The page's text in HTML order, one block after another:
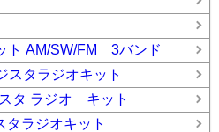
ト AM/SW/FM 3バンド
タラジオキット
タ ラジオ キット
ラジオキット